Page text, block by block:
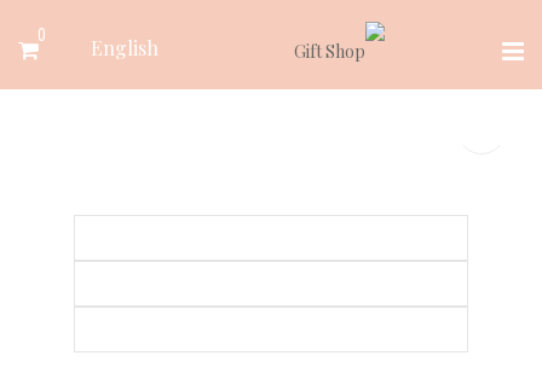
0 English